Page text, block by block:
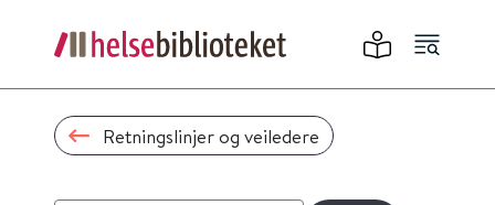
Retningslinjer og veiledere